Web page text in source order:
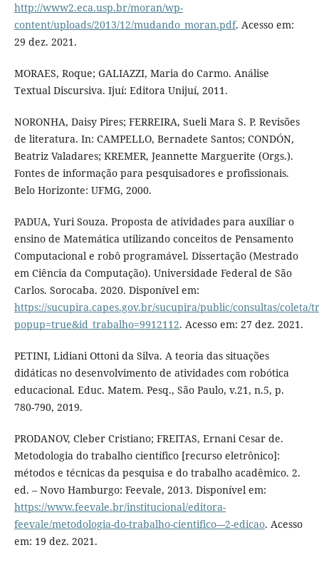
http://www2.eca.usp.br/moran/wp-
content/uploads/2013/12/mudando_moran.pdf. Acesso em:
29 dez. 2021.
MORAES, Roque; GALIAZZI, Maria do Carmo. Análise
Textual Discursiva. Ijuí: Editora Unijuí, 2011.
NORONHA, Daisy Pires; FERREIRA, Sueli Mara S. P. Revisões
de literatura. In: CAMPELLO, Bernadete Santos; CONDÓN,
Beatriz Valadares; KREMER, Jeannette Marguerite (Orgs.).
Fontes de informação para pesquisadores e profissionais.
Belo Horizonte: UFMG, 2000.
PADUA, Yuri Souza. Proposta de atividades para auxiliar o
ensino de Matemática utilizando conceitos de Pensamento
Computacional e robô programável. Dissertação (Mestrado
em Ciência da Computação). Universidade Federal de São
Carlos. Sorocaba. 2020. Disponível em:
https://sucupira.capes.gov.br/sucupira/public/consultas/coleta/
popup=true&id_trabalho=9912112. Acesso em: 27 dez. 2021.
PETINI, Lidiani Ottoni da Silva. A teoria das situações
didáticas no desenvolvimento de atividades com robótica
educacional. Educ. Matem. Pesq., São Paulo, v.21, n.5, p.
780-790, 2019.
PRODANOV, Cleber Cristiano; FREITAS, Ernani Cesar de.
Metodologia do trabalho científico [recurso eletrônico]:
métodos e técnicas da pesquisa e do trabalho acadêmico. 2.
ed. – Novo Hamburgo: Feevale, 2013. Disponível em:
https://www.feevale.br/institucional/editora-
feevale/metodologia-do-trabalho-cientifico---2-edicao. Acesso
em: 19 dez. 2021.